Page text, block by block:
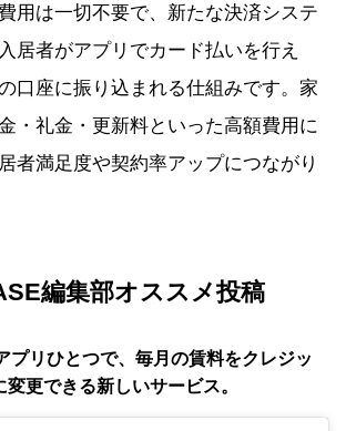
用は一切不要で、新たな決済システ
居者がアプリでカード払いを行え
口座に振り込まれる仕組みです。家
・礼金・更新料といった高額費用に
者満足度や契約率アップにつながり
編集部オススメ投稿
プリひとつで、毎月の賃料をクレジッ
変更できる新しいサービス。